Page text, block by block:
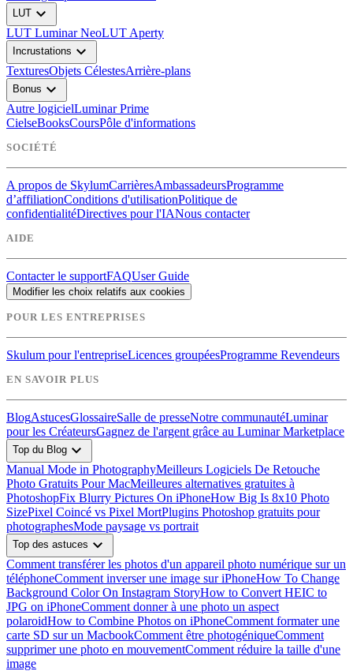
LUT expand_more
LUT Luminar NeoLUT Aperty
Incrustations expand_more
TexturesObjets CélestesArrière-plans
Bonus expand_more
Autre logicielLuminar Prime
CielseBooksCoursPôle d'informations
SOCIÉTÉ
A propos de SkylumCarrièresAmbassadeursProgramme
d’affiliationConditions d'utilisationPolitique de
confidentialitéDirectives pour l'IANous contacter
AIDE
Contacter le supportFAQUser Guide
Modifier les choix relatifs aux cookies
POUR LES ENTREPRISES
Skulum pour l'entrepriseLicences groupéesProgramme Revendeurs
EN SAVOIR PLUS
BlogAstucesGlossaireSalle de presseNotre communautéLuminar
pour les CréateursGagnez de l'argent grâce au Luminar Marketplace
Top du Blog expand_more
Manual Mode in PhotographyMeilleurs Logiciels De Retouche
Photo Gratuits Pour MacMeilleures alternatives gratuites à
PhotoshopFix Blurry Pictures On iPhoneHow Big Is 8x10 Photo
SizePixel Coincé vs Pixel MortPlugins Photoshop gratuits pour
photographesMode paysage vs portrait
Top des astuces expand_more
Comment transférer les photos d'un appareil photo numérique sur un
téléphoneComment inverser une image sur iPhoneHow To Change
Background Color On Instagram StoryHow to Convert HEIC to
JPG on iPhoneComment donner à une photo un aspect
polaroidHow to Combine Photos on iPhoneComment formater une
carte SD sur un MacbookComment être photogéniqueComment
supprimer une photo en mouvementComment réduire la taille d'une
image